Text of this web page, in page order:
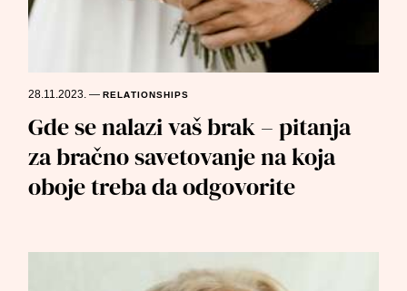
28.11.2023.—RELATIONSHIPS
Gde se nalazi vaš brak – pitanja
za bračno savetovanje na koja
oboje treba da odgovorite